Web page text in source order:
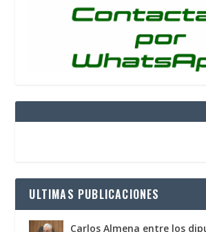
ULTIMAS PUBLICACIONES
Carlos Almena entre los